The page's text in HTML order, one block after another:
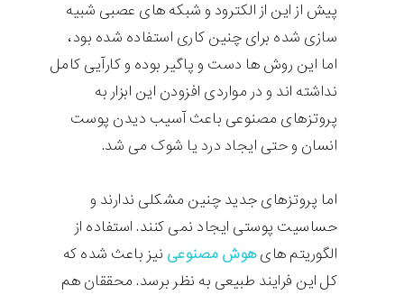
پیش از این از الکترود و شبکه های عصبی شبیه
سازی شده برای چنین کاری استفاده شده بود،
اما این روش ها دست و پاگیر بوده و کارآیی کامل
نداشته اند و در مواردی افزودن این ابزار به
پروتزهای مصنوعی باعث آسیب دیدن پوست
انسان و حتی ایجاد درد یا شوک می شد.
اما پروتزهای جدید چنین مشکلی ندارند و
حساسیت پوستی ایجاد نمی کنند. استفاده از
الگوریتم هایهوش مصنوعی نیز باعث شده که
کل این فرایند طبیعی به نظر برسد. محققان هم